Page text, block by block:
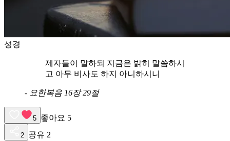
성경
제자들이 말하되 지금은 밝히 말씀하시
고 아무 비사도 하지 아니하시니
- 요한복음 16장 29절
5 좋아요 5
2 공유 2